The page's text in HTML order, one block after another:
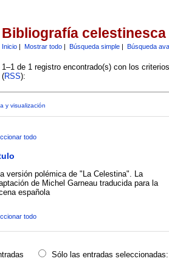
Bibliografía celestinesca
Inicio| Mostrar todo| Búsqueda simple| Búsqueda
1–1 de 1 registro encontrado(s) con los
(RSS):
y visualización
todo
versión polémica de "La Celestina". La
de Michel Garneau traducida para la
española
todo
Sólo las entradas seleccionadas: